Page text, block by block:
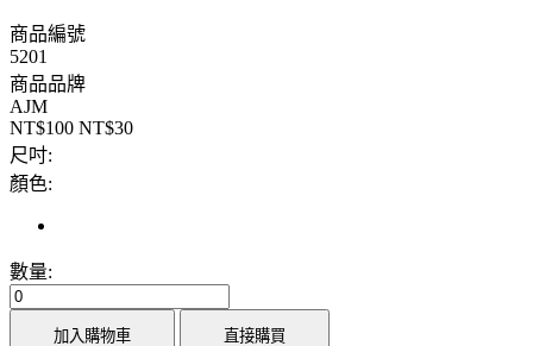
商品編號
5201
商品品牌
AJM
NT$100 NT$30
尺吋:
顏色:
數量:
加入購物車 直接購買